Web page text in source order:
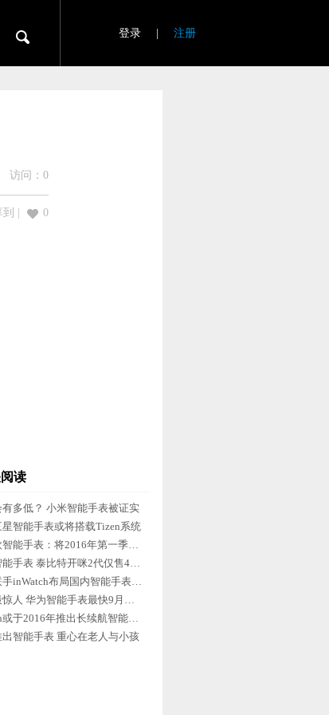
登录 注册
访问： 0
0
读
多低？ 小米智能手表被证实
星智能手表或将搭载Tizen系统
卡西欧智能手表：将2016年第一季面世
儿童智能手表 泰比特开咪2代仅售499元
腾讯联手inWatch布局国内智能手表市场
造型最惊人 华为智能手表最快9月上市
Swatch或于2016年推出长续航智能手表
智能手表 重心在老人与小孩